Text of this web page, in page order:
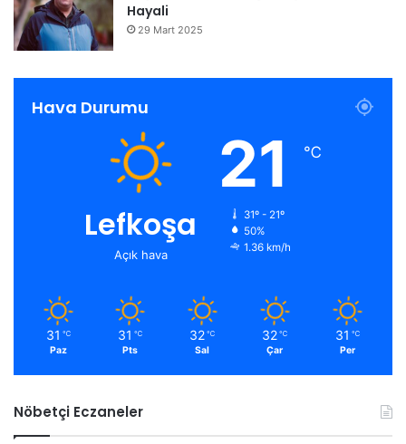
Hayali
29 Mart 2025
Hava Durumu
Lefkoşa
Açık hava
21 ℃
31º - 21º
50%
1.36 km/h
31 ℃
Paz
31 ℃
Pts
32 ℃
Sal
32 ℃
Çar
31 ℃
Per
Nöbetçi Eczaneler